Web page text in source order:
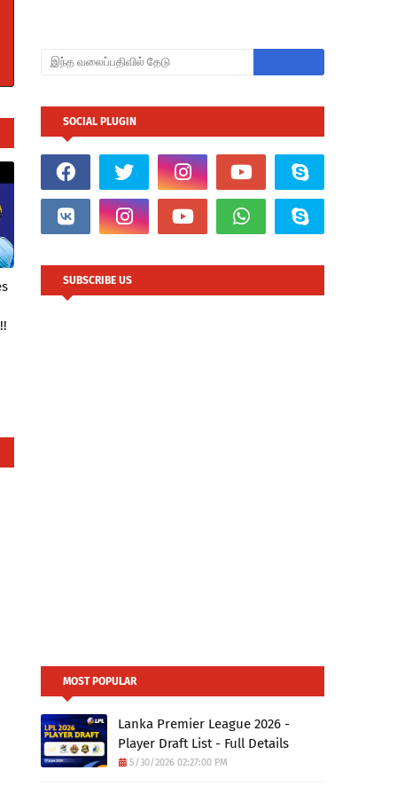
SOCIAL PLUGIN
SUBSCRIBE US
MOST POPULAR
Lanka Premier League 2026 -
Player Draft List - Full Details
5/30/2026 02:27:00 PM